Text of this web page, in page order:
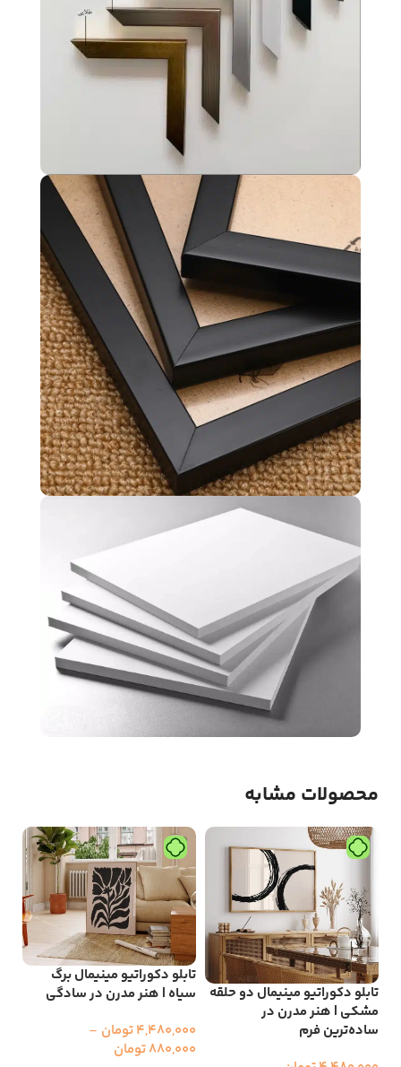
محصولات مشابه
تابلو دکوراتیو مینیمال دو حلقه
مشکی | هنر مدرن در
ساده‌ترین فرم
تابلو دکوراتیو مینیمال برگ
سیاه | هنر مدرن در سادگی
4,480,000تومان –
880,000تومان